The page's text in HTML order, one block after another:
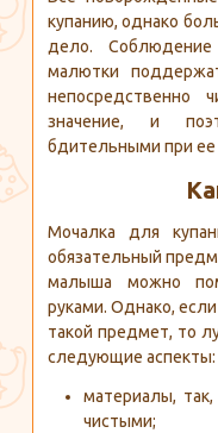
купанию, однако
дело. Соблюдение
малютки
непосредственно
значение, и
бдительными при ее
Мочалка для
обязательный
малыша можно
руками. Однако,
такой предмет, то
следующие аспекты:
материалы,
чистыми;